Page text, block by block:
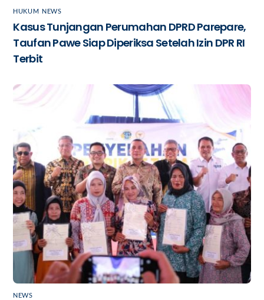
HUKUM NEWS
Kasus Tunjangan Perumahan DPRD Parepare,
Taufan Pawe Siap Diperiksa Setelah Izin DPR RI
Terbit
NEWS